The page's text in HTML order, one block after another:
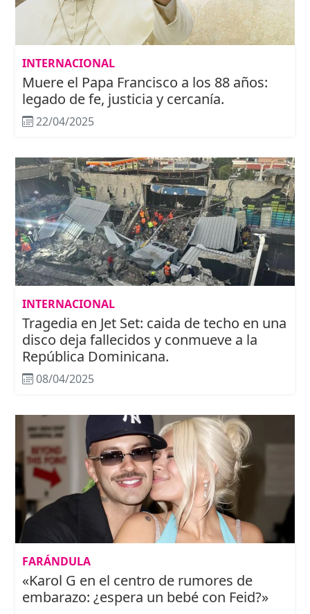
INTERNACIONAL
Muere el Papa Francisco a los 88 años:
legado de fe, justicia y cercanía.
22/04/2025
INTERNACIONAL
Tragedia en Jet Set: caida de techo en una
disco deja fallecidos y conmueve a la
República Dominicana.
08/04/2025
FARÁNDULA
«Karol G en el centro de rumores de
embarazo: ¿espera un bebé con Feid?»